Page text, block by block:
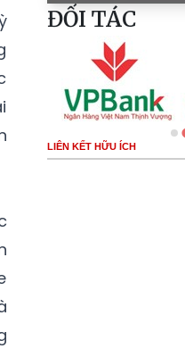
ĐỐI TÁC
LIÊN KẾT HỮU ÍCH